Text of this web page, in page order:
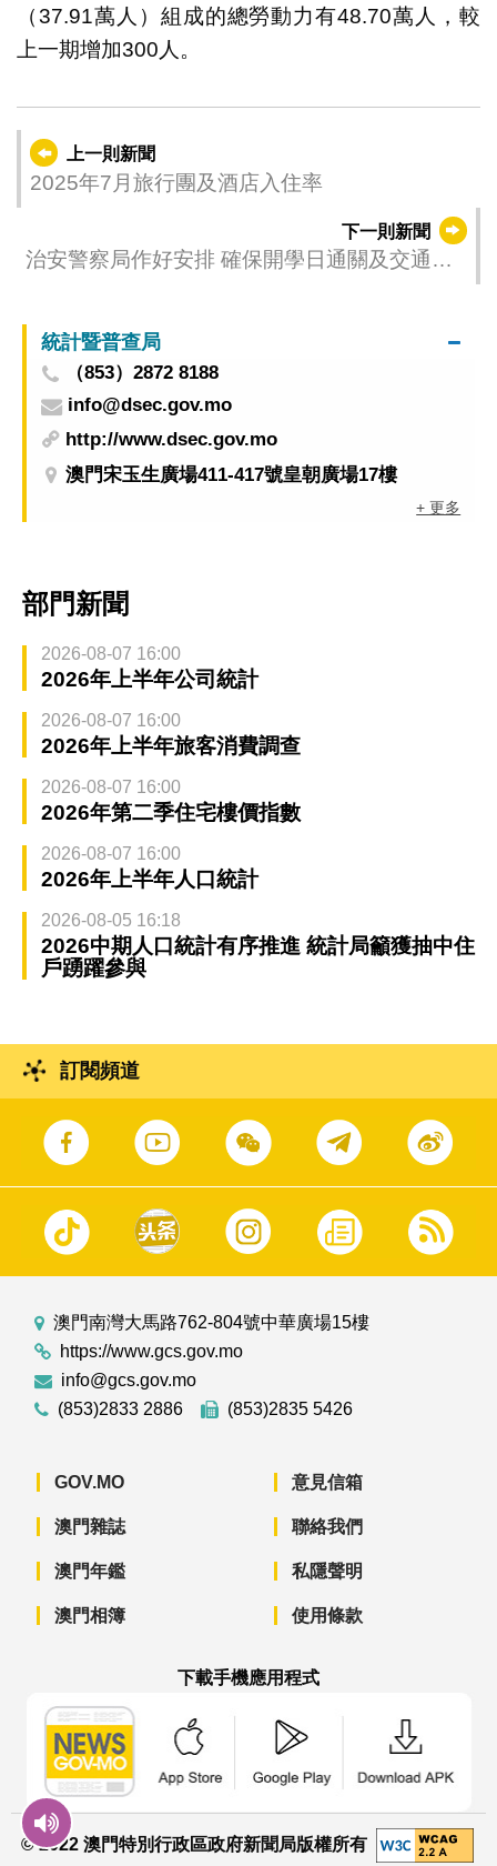
（37.91萬人）組成的總勞動力有48.70萬人，較
上一期增加300人。
上一則新聞
2025年7月旅行團及酒店入住率
下一則新聞
治安警察局作好安排 確保開學日通關及交通順
統計暨普查局
（853）2872 8188
info@dsec.gov.mo
http://www.dsec.gov.mo
澳門宋玉生廣場411-417號皇朝廣場17樓
+ 更多
部門新聞
2026-08-07 16:00
2026年上半年公司統計
2026-08-07 16:00
2026年上半年旅客消費調查
2026-08-07 16:00
2026年第二季住宅樓價指數
2026-08-07 16:00
2026年上半年人口統計
2026-08-05 16:18
2026中期人口統計有序推進 統計局籲獲抽中住
戶踴躍參與
訂閱頻道
澳門南灣大馬路762-804號中華廣場15樓
https://www.gcs.gov.mo
info@gcs.gov.mo
(853)2833 2886
(853)2835 5426
GOV.MO
澳門雜誌
澳門年鑑
澳門相簿
意見信箱
聯絡我們
私隱聲明
使用條款
下載手機應用程式
© 2022 澳門特別行政區政府新聞局版權所有